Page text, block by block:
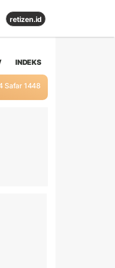
retizen.id
INDEKS
Safar 1448